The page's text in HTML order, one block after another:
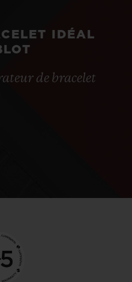
IDÉAL
de bracelet